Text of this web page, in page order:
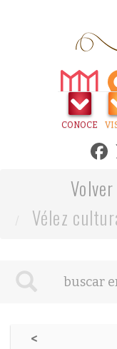
CONOCE
Volver
Vélez
<